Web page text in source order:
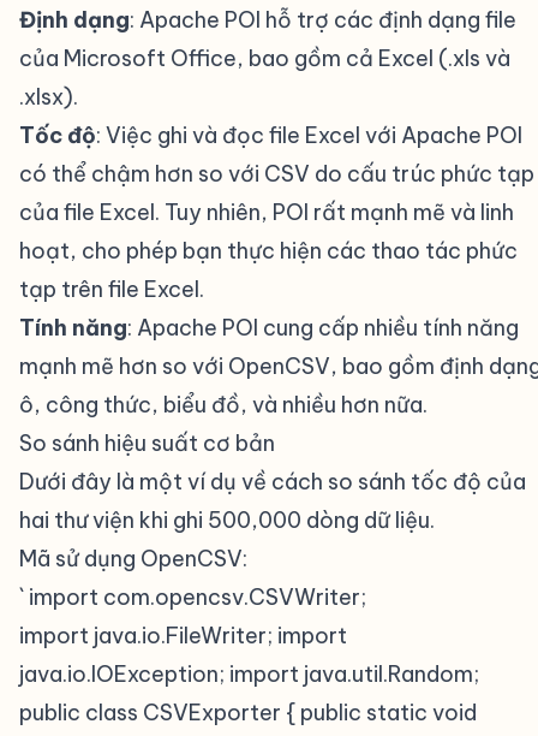
Định dạng: Apache POI hỗ trợ các định dạng file
của Microsoft Office, bao gồm cả Excel (.xls và
.xlsx).
Tốc độ: Việc ghi và đọc file Excel với Apache POI
có thể chậm hơn so với CSV do cấu trúc phức tạp
của file Excel. Tuy nhiên, POI rất mạnh mẽ và linh
hoạt, cho phép bạn thực hiện các thao tác phức
tạp trên file Excel.
Tính năng: Apache POI cung cấp nhiều tính năng
mạnh mẽ hơn so với OpenCSV, bao gồm định
ô, công thức, biểu đồ, và nhiều hơn nữa.
So sánh hiệu suất cơ bản
Dưới đây là một ví dụ về cách so sánh tốc độ của
hai thư viện khi ghi 500,000 dòng dữ liệu.
Mã sử dụng OpenCSV:
` import com.opencsv.CSVWriter;
import java.io.FileWriter; import
java.io.IOException; import java.util.Random;
public class CSVExporter { public static void